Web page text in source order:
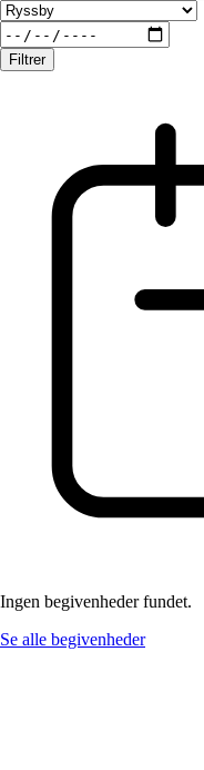
Filtrer
Ingen begivenheder fundet.
Se alle begivenheder